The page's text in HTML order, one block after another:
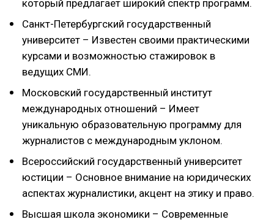
который предлагает широкий спектр программ.
Санкт-Петербургский государственный
университет – Известен своими практическими
курсами и возможностью стажировок в
ведущих СМИ.
Московский государственный институт
международных отношений – Имеет
уникальную образовательную программу для
журналистов с международным уклоном.
Всероссийский государственный университет
юстиции – Основное внимание на юридических
аспектах журналистики, акцент на этику и право.
Высшая школа экономики – Современные